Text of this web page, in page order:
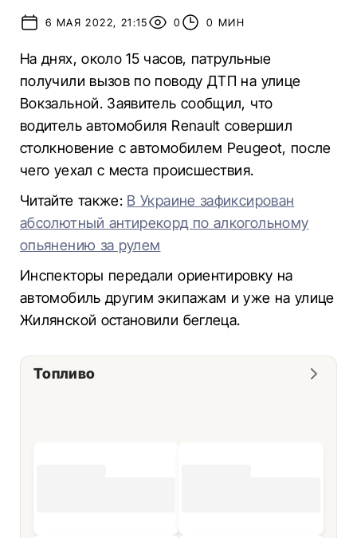
6 МАЯ 2022, 21:15 0 0 МИН
На днях, около 15 часов, патрульные
получили вызов по поводу ДТП на улице
Вокзальной. Заявитель сообщил, что
водитель автомобиля Renault совершил
столкновение с автомобилем Peugeot, после
чего уехал с места происшествия.
Читайте также: В Украине зафиксирован
абсолютный антирекорд по алкогольному
опьянению за рулем
Инспекторы передали ориентировку на
автомобиль другим экипажам и уже на улице
Жилянской остановили беглеца.
Топливо